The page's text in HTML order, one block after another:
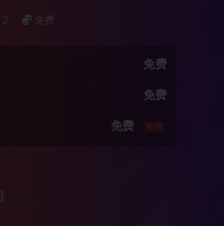
2 免费
免费
免费
免费 推荐